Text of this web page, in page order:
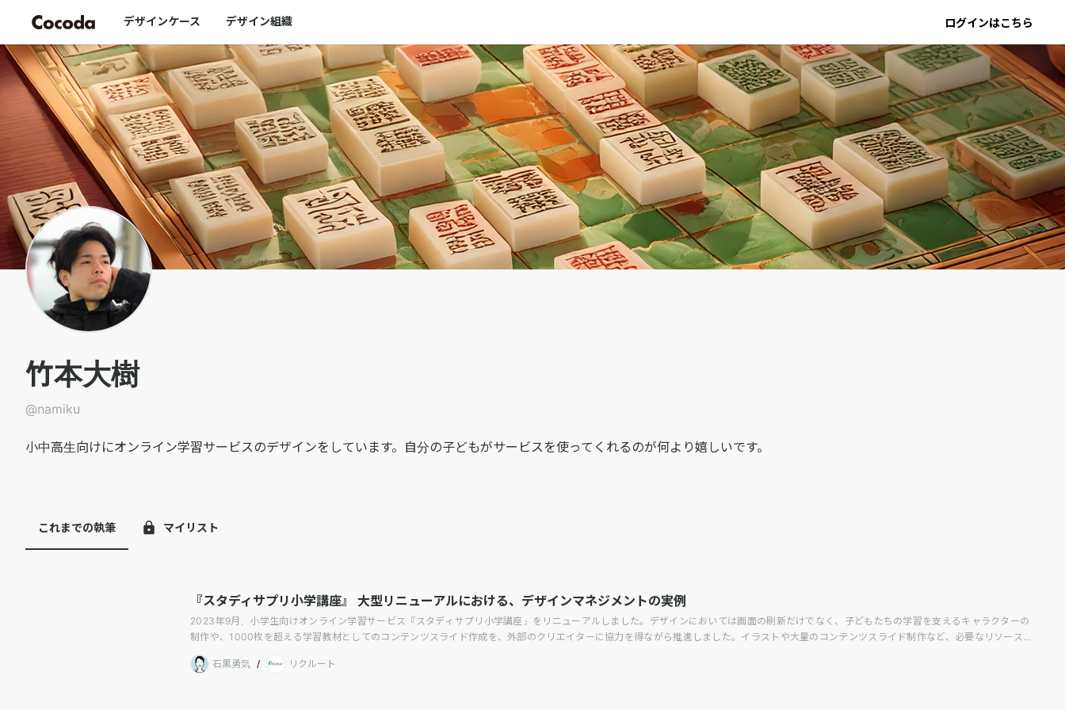
デザインケース デザイン組織 ログインはこちら
竹本大樹
@namiku
小中高生向けにオンライン学習サービスのデザインをしています。自分の子どもがサービスを使ってくれるのが何より嬉しいです。
マイリスト
これまでの執筆
『スタディサプリ小学講座』 大型リニューアルにおける、デザインマネジメントの実例
2023年9月、小学生向けオンライン学習サービス『スタディサプリ小学講座』をリニューアルしました。デザインにおいては画面の刷新だけでなく、子どもたちの学習を支えるキャラクターの
制作や、1000枚を超える学習教材としてのコンテンツスライド作成を、外部のクリエイターに協力を得ながら推進しました。イラストや大量のコンテンツスライド制作など、必要なリソースを
チームとして補う必要がある中で、どのようにリニューアルを実現したのか。具体的な課題や、突破した方法を紹介したいと思います。
石黒勇気 / リクルート